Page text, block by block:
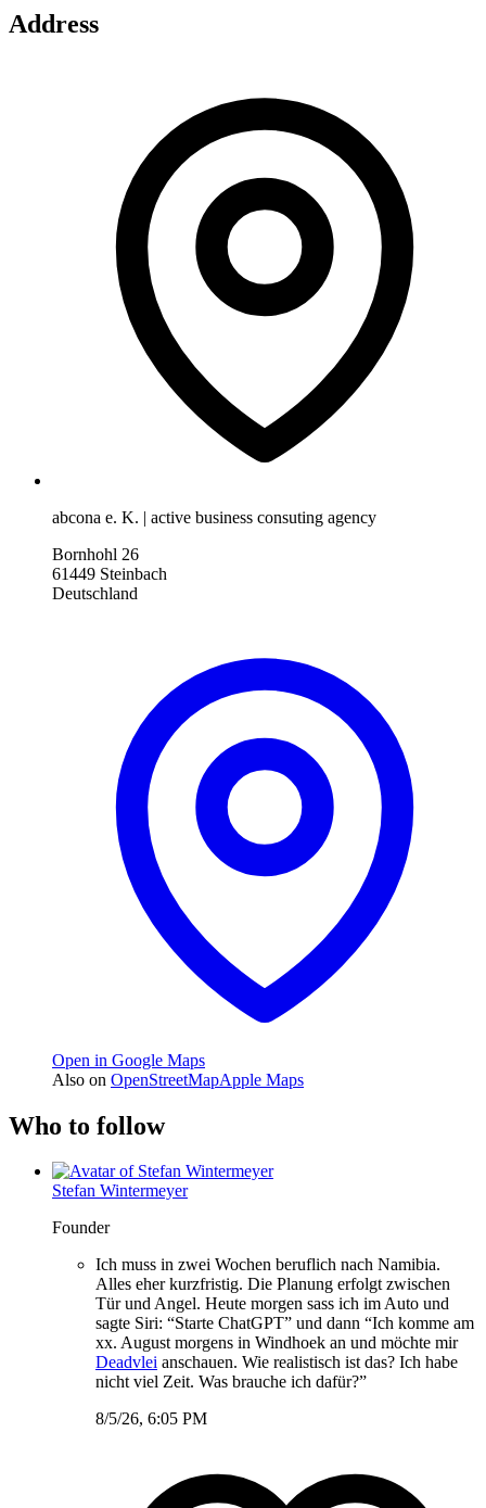
Address
abcona e. K. | active business consuting agency
Bornhohl 26
61449 Steinbach
Deutschland
Open in Google Maps
Also on OpenStreetMapApple Maps
Who to follow
Stefan Wintermeyer
Founder
Ich muss in zwei Wochen beruflich nach Namibia.
Alles eher kurzfristig. Die Planung erfolgt zwischen
Tür und Angel. Heute morgen sass ich im Auto und
sagte Siri: “Starte ChatGPT” und dann “Ich komme am
xx. August morgens in Windhoek an und möchte mir
Deadvlei anschauen. Wie realistisch ist das? Ich habe
nicht viel Zeit. Was brauche ich dafür?”
8/5/26, 6:05 PM